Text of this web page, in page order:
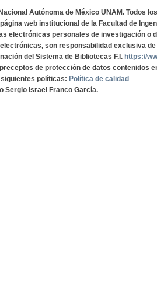
Autónoma de México UNAM. Todos
web institucional de la Facultad de
electrónicas personales de investigación o
son responsabilidad exclusiva
del Sistema de Bibliotecas F.I. https://
de protección de datos contenidos
políticas: Política de calidad
Sergio Israel Franco García.